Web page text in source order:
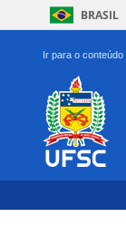
BRASIL
Ir para o conteúdo